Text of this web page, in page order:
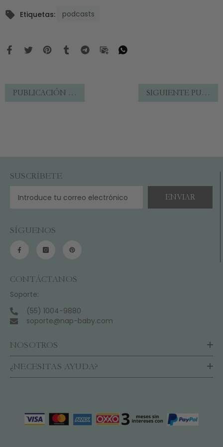
Etiquetas: podcasts
PUBLICACIÓN ANTERIOR SIGUIENTE PUBLICACIÓN
SUSCRÍBETE
ENVIAR
SÍGUENOS
CONTÁCTANOS
Soporte:
(55) 1004-9880
soporte@nap-baby.com
NOSOTROS
¿NECESITAS AYUDA?